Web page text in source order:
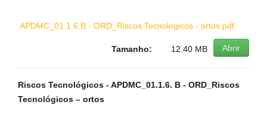
APDMC_01.1.6.B - ORD_Riscos Tecnologicos - ortos.pdf
Abrir
Tamanho: 12.40 MB
Riscos Tecnológicos - APDMC_01.1.6. B - ORD_Riscos
Tecnológicos – ortos